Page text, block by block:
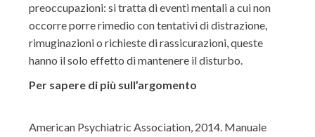
preoccupazioni: si tratta di eventi mentali a cui non
occorre porre rimedio con tentativi di distrazione,
rimuginazioni o richieste di rassicurazioni, queste
hanno il solo effetto di mantenere il disturbo.
Per sapere di più sull’argomento
American Psychiatric Association, 2014. Manuale